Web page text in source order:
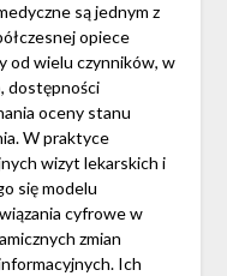
są jednym z
opiece
od wielu czynników, w
dostępności
oceny stanu
W praktyce
wizyt lekarskich i
się modelu
cyfrowe w
zmian
Ich